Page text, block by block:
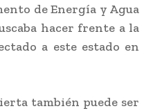
de Energía y Agua
hacer frente a la
a este estado en
también puede ser